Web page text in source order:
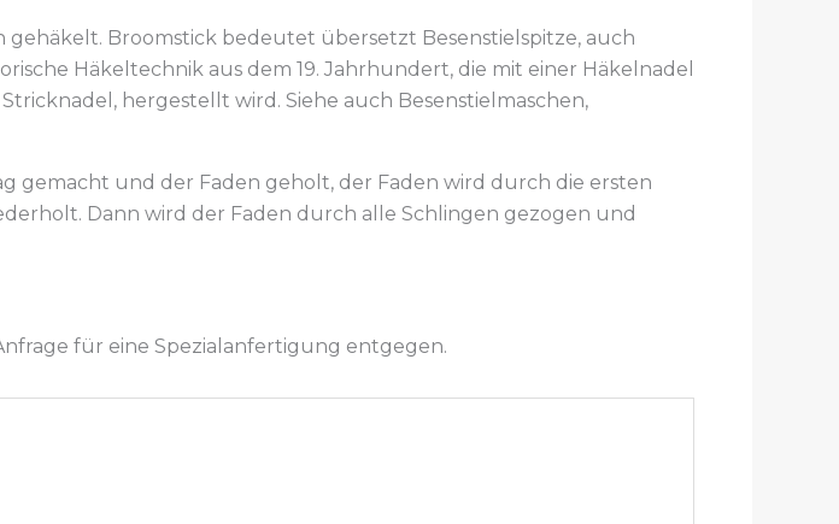
Broomstick bedeutet übersetzt Besenstielspitze, auch
Häkeltechnik aus dem 19. Jahrhundert, die mit einer Häkelnadel
hergestellt wird. Siehe auch Besenstielmaschen,
gemacht und der Faden geholt, der Faden wird durch die ersten
Dann wird der Faden durch alle Schlingen gezogen und
für eine Spezialanfertigung entgegen.